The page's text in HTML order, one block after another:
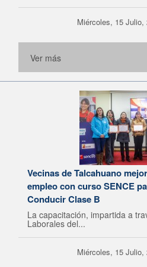
Miércoles, 15 Julio,
Ver más
Vecinas de Talcahuano
empleo con curso SENCE
Conducir Clase B
La capacitación, impartida a
Laborales del...
Miércoles, 15 Julio,